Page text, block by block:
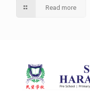
Read more